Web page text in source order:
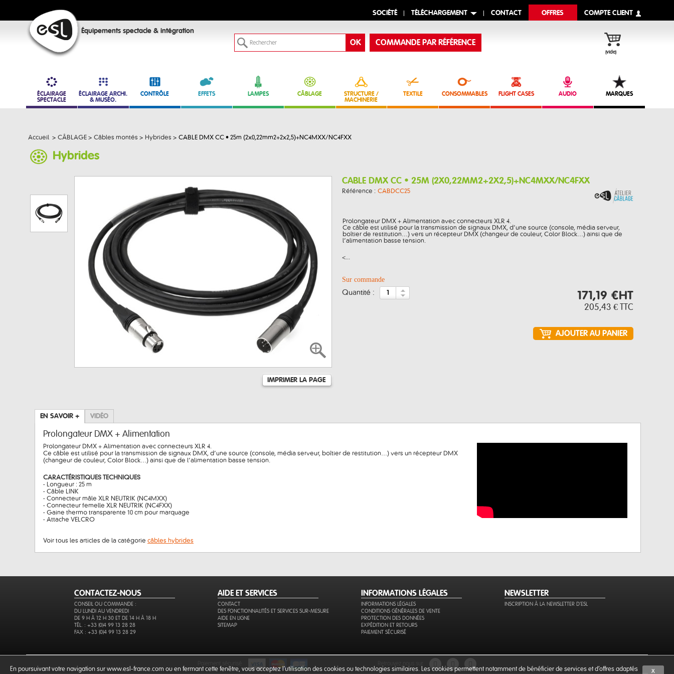
SOCIÉTÉ TÉLÉCHARGEMENT CONTACT OFFRES COMPTE CLIENT
Équipements spectacle & intégration
(vide)
COMMANDE PAR RÉFÉRENCE
ÉCLAIRAGE
SPECTACLE
ÉCLAIRAGE ARCHI.
& MUSÉO.
CONTRÔLE EFFETS LAMPES CÂBLAGE
STRUCTURE /
MACHINERIE
TEXTILE CONSOMMABLES FLIGHT CASES AUDIO MARQUES
Accueil > CÂBLAGE > Câbles montés > Hybrides > CABLE DMX CC • 25m (2x0,22mm2+2x2,5)+NC4MXX/NC4FXX
Hybrides
IMPRIMER LA PAGE
CABLE DMX CC • 25M (2X0,22MM2+2X2,5)+NC4MXX/NC4FXX
Référence : CABDCC25
Prolongateur DMX + Alimentation avec connecteurs XLR 4.
Ce câble est utilisé pour la transmission de signaux DMX, d’une source (console, média serveur,
boîtier de restitution…) vers un récepteur DMX (changeur de couleur, Color Block…) ainsi que de
l’alimentation basse tension.
<...
Sur commande
quantité : 171,19 €HT
205,43 € TTC
EN SAVOIR + VIDÉO
Prolongateur DMX + Alimentation
Prolongateur DMX + Alimentation avec connecteurs XLR 4.
Ce câble est utilisé pour la transmission de signaux DMX, d’une source (console, média serveur, boîtier de restitution…) vers un récepteur DMX
(changeur de couleur, Color Block…) ainsi que de l’alimentation basse tension.
CARACTÉRISTIQUES TECHNIQUES
- Longueur : 25 m
- Câble LINK
- Connecteur mâle XLR NEUTRIK (NC4MXX)
- Connecteur femelle XLR NEUTRIK (NC4FXX)
- Gaine thermo transparente 10 cm pour marquage
- Attache VELCRO
Voir tous les articles de la catégorie câbles hybrides
CONTACTEZ-NOUS
CONSEIL OU COMMANDE :
DU LUNDI AU VENDREDI
DE 9 H À 12 H 30 ET DE 14 H À 18 H
TÉL. : +33 (0)4 99 13 28 28
FAX : +33 (0)4 99 13 28 29
AIDE ET SERVICES
CONTACT
DES FONCTIONNALITÉS ET SERVICES SUR-MESURE
AIDE EN LIGNE
SITEMAP
INFORMATIONS LÉGALES
INFORMATIONS LÉGALES
CONDITIONS GÉNÉRALES DE VENTE
PROTECTION DES DONNÉES
EXPÉDITION ET RETOURS
PAIEMENT SÉCURISÉ
NEWSLETTER
INSCRIPTION À LA NEWSLETTER D'ESL
X
En poursuivant votre navigation sur www.esl-france.com ou en fermant cette fenêtre, vous acceptez l’utilisation des cookies ou technologies similaires. Les cookies permettent notamment de bénéficier de services et d'offres adaptés